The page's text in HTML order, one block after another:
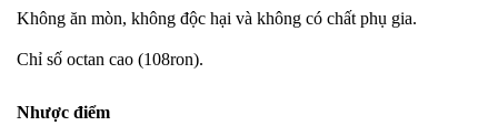
Không ăn mòn, không độc hại và không có chất phụ gia.
Chỉ số octan cao (108ron).
Nhược điểm